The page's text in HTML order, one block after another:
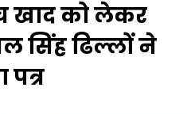
खाद को लेकर
सिंह ढिल्लों ने
पत्र